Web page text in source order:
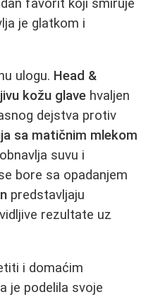
favorit koji smiruje
je glatkom i
ulogu. Head &
kožu glave hvaljen
dejstva protiv
sa matičnim mlekom
suvu i
bore sa opadanjem
predstavljaju
rezultate uz
i domaćim
je podelila svoje